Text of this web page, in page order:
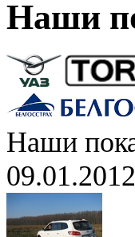
Наши
Наши
09.01.2012